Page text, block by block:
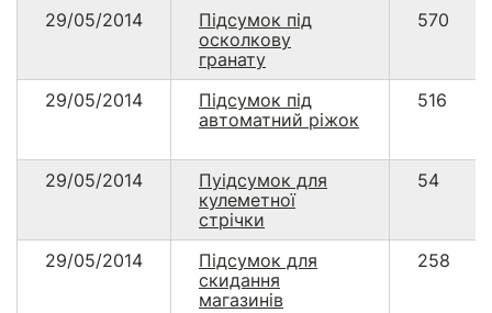
29/05/2014
Підсумок під
осколкову
гранату
570
29/05/2014
Підсумок під
автоматний ріжок
516
29/05/2014
Пуідсумок для
кулеметної
стрічки
54
29/05/2014
Підсумок для
скидання
магазинів
258